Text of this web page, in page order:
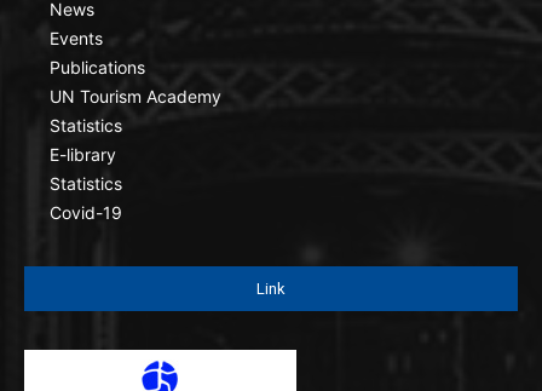
News
Events
Publications
UN Tourism Academy
Statistics
E-library
Statistics
Covid-19
Link